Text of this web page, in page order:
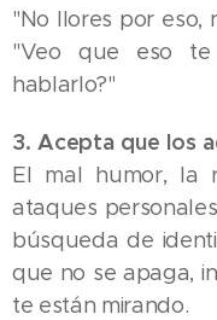
"No llores por eso,
"Veo que eso te
hablarlo?"
3. Acepta que los
El mal humor, la
ataques
búsqueda de
que no se apaga,
te están mirando.